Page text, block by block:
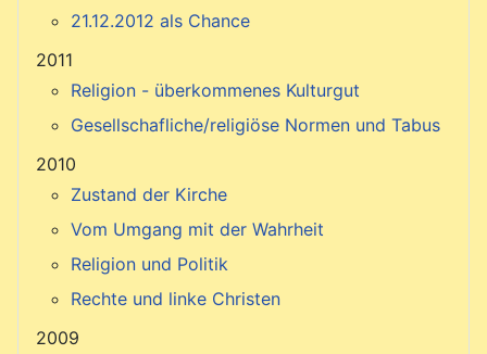
21.12.2012 als Chance
2011
Religion - überkommenes Kulturgut
Gesellschafliche/religiöse Normen und Tabus
2010
Zustand der Kirche
Vom Umgang mit der Wahrheit
Religion und Politik
Rechte und linke Christen
2009